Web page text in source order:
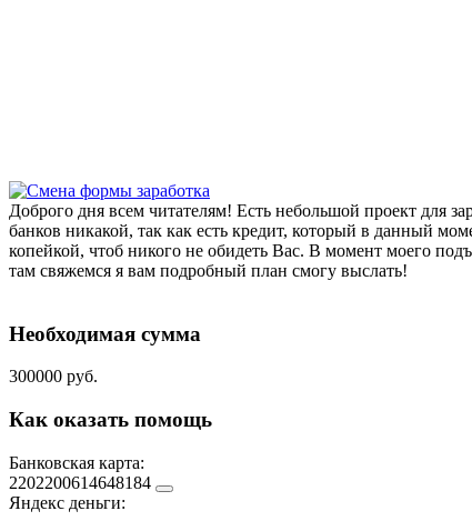
Доброго дня всем читателям! Есть небольшой проект для
банков никакой, так как есть кредит, который в данный
копейкой, чтоб никого не обидеть Вас. В момент моего
там свяжемся я вам подробный план смогу выслать!
Необходимая сумма
300000 руб.
Как оказать помощь
Банковская карта:
2202200614648184
Яндекс деньги: